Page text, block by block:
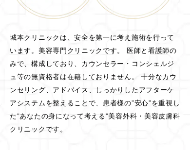
城本クリニックは、安全を第一に考え施術を行って
います。美容専門クリニックです。 医師と看護師の
みで、構成しており、カウンセラー・コンシェルジ
ュ等の無資格者は在籍しておりません。 十分なカウ
ンセリング、アドバイス、しっかりしたアフターケ
アシステムを整えることで、患者様の”安心”を重視し
た”あなたの身になって考える”美容外科・美容皮膚科
クリニックです。